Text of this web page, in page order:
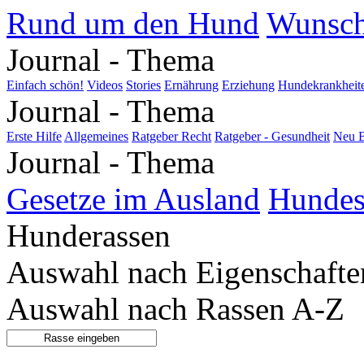
Rund um den Hund
Journal - Thema
Einfach schön! Videos Stories Ernährung Erziehung
Journal - Thema
Erste Hilfe Allgemeines Ratgeber Recht Ratgeber - Gesundheit Neu
Journal - Thema
Gesetze im Ausland
Hunderassen
Auswahl nach
Auswahl nach Rassen A-Z